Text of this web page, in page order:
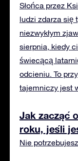
Słońca przez
ludzi zdarza się
niezwykłym
sierpnia, kiedy
świecącą
odcieniu. To
tajemniczy jest
Jak zacząć
roku, jeśli
Nie